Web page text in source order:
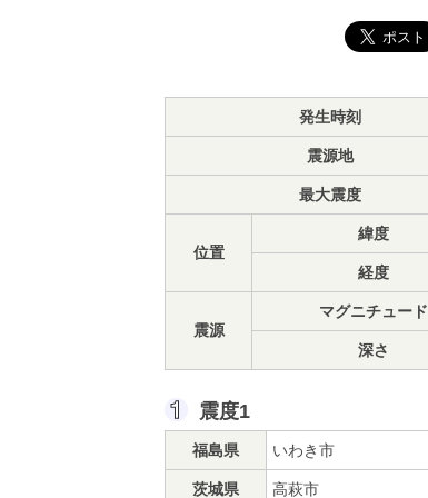
発生時刻
震源地
最大震度
位置
緯度
経度
震源
マグニチュード
深さ
震度1
福島県 いわき市
茨城県 高萩市